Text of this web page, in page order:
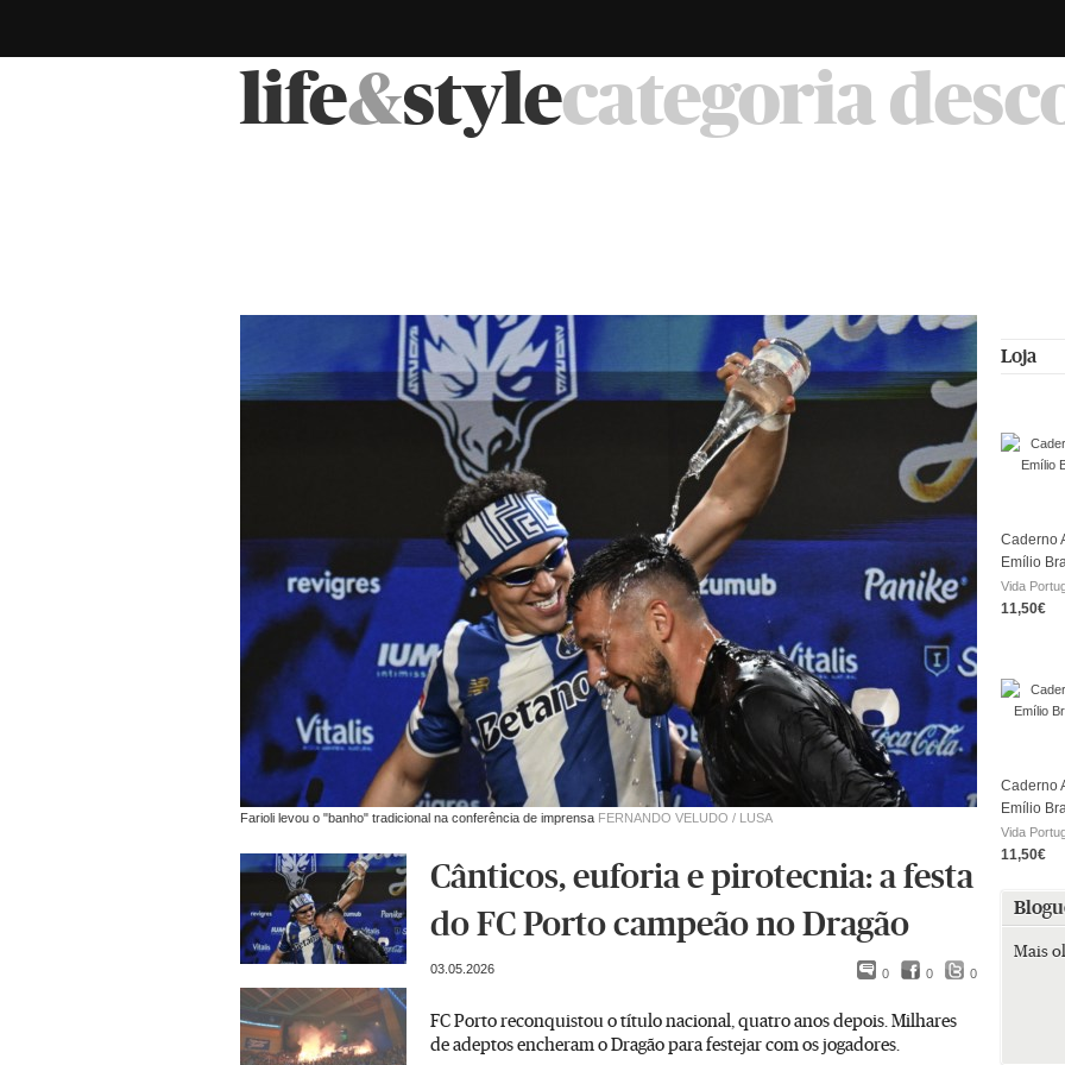
life&stylecategoria
Farioli levou o "banho" tradicional na conferência de imprensa FERNANDO VELUDO / LUSA
Cânticos, euforia e pirotecnia: a festa
do FC Porto campeão no Dragão
0 0 0
03.05.2026
FC Porto reconquistou o título nacional, quatro anos depois. Milhares
de adeptos encheram o Dragão para festejar com os jogadores.
Loja
Caderno
Emílio
Vida
11,50€
Caderno
Emílio
Vida
11,50€
Mais